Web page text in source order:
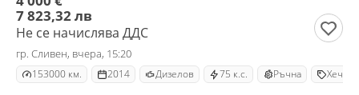
7 823,32 лв
Не се начислява ДДС
гр. Сливен, вчера, 15:20
153000 км. 2014 Дизелов 75 к.с. Ръчна Хечбек